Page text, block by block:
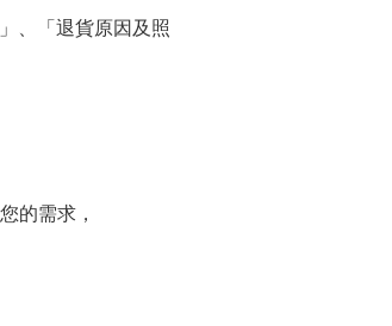
、「退貨原因及照
的需求，